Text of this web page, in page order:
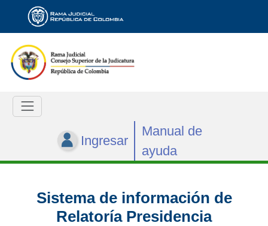
Ingresar
Manual de
ayuda
Sistema de información de
Relatoría Presidencia